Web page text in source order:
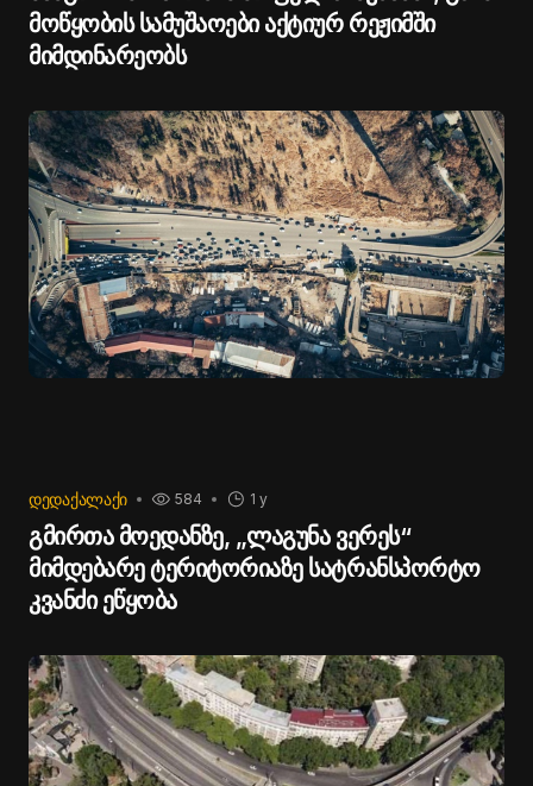
მოწყობის სამუშაოები აქტიურ რეჟიმში
მიმდინარეობს
ᲓᲔᲓᲐᲥᲐᲚᲐᲥᲘ 1 y
584
გმირთა მოედანზე, „ლაგუნა ვერეს“
მიმდებარე ტერიტორიაზე სატრანსპორტო
კვანძი ეწყობა